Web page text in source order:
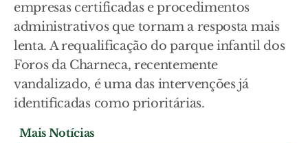
empresas certificadas e procedimentos
administrativos que tornam a resposta mais
lenta. A requalificação do parque infantil dos
Foros da Charneca, recentemente
vandalizado, é uma das intervenções já
identificadas como prioritárias.
Mais Notícias